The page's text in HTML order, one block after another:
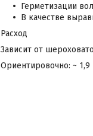
Герметизации
В качестве
Расход
Зависит от
Ориентировочно: ~